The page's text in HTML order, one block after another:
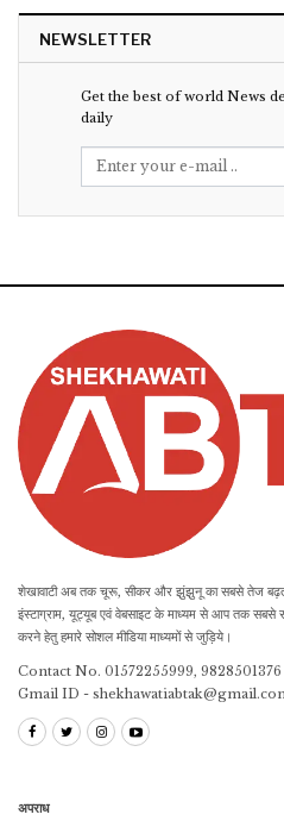
NEWSLETTER
Get the best of world News
daily
शेखावाटी अब तक चूरू, सीकर और झुंझुनू का सबसे तेज
इंस्टाग्राम, यूट्यूब एवं वेबसाइट के माध्यम से आप तक
करने हेतु हमारे सोशल मीडिया माध्यमों से जुड़िये।
Contact No. 01572255999, 9828501376
Gmail ID -
अपराध